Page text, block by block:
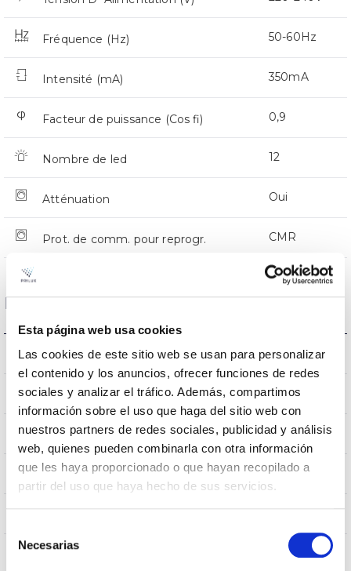
Esta página web usa cookies
Las cookies de este sitio web se usan para personalizar
el contenido y los anuncios, ofrecer funciones de redes
sociales y analizar el tráfico. Además, compartimos
información sobre el uso que haga del sitio web con
nuestros partners de redes sociales, publicidad y análisis
web, quienes pueden combinarla con otra información
que les haya proporcionado o que hayan recopilado a
partir del uso que haya hecho de sus servicios.
Necesarias
Fréquence (Hz) 50-60Hz
Intensité (mA) 350mA
Facteur de puissance (Cos fi) 0,9
Nombre de led 12
Atténuation Oui
Prot. de comm. pour reprogr. CMR
Dimensions et montage
L’assemblée Monture en crosse
Résistance au vent 0,124m2
Dimensions 540x230x112mm
Position de montage Monture en crosse